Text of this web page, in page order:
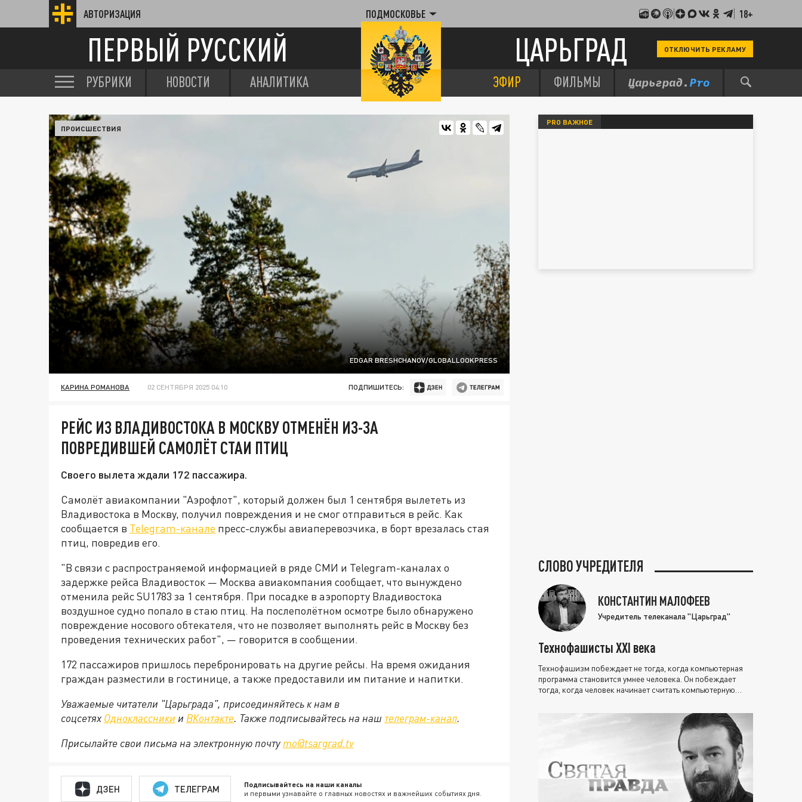
АВТОРИЗАЦИЯ ПОДМОСКОВЬЕ 18+
ПЕРВЫЙ РУССКИЙ ЦАРЬГРАД ОТКЛЮЧИТЬ РЕКЛАМУ
РУБРИКИ НОВОСТИ АНАЛИТИКА ЭФИР ФИЛЬМЫ
EDGAR BRESHCHANOV/GLOBALLOOKPRESS
ПРОИСШЕСТВИЯ
КАРИНА РОМАНОВА 02 СЕНТЯБРЯ 2025 04:10 ПОДПИШИТЕСЬ:
РЕЙС ИЗ ВЛАДИВОСТОКА В МОСКВУ ОТМЕНЁН ИЗ-ЗА
ПОВРЕДИВШЕЙ САМОЛЁТ СТАИ ПТИЦ
Своего вылета ждали 172 пассажира.
Самолёт авиакомпании "Аэрофлот", который должен был 1 сентября вылететь из
Владивостока в Москву, получил повреждения и не смог отправиться в рейс. Как
сообщается в Telegram-канале пресс-службы авиаперевозчика, в борт врезалась стая
птиц, повредив его.
"В связи с распространяемой информацией в ряде СМИ и Telegram-каналах о
задержке рейса Владивосток — Москва авиакомпания сообщает, что вынуждено
отменила рейс SU1783 за 1 сентября. При посадке в аэропорту Владивостока
воздушное судно попало в стаю птиц. На послеполётном осмотре было обнаружено
повреждение носового обтекателя, что не позволяет выполнять рейс в Москву без
проведения технических работ", — говорится в сообщении.
172 пассажиров пришлось перебронировать на другие рейсы. На время ожидания
граждан разместили в гостинице, а также предоставили им питание и напитки.
Уважаемые читатели "Царьграда", присоединяйтесь к нам в
соцсетях Одноклассники и ВКонтакте. Также подписывайтесь на наш телеграм-канал.
Присылайте свои письма на электронную почту mo@tsargrad.tv
ДЗЕН ТЕЛЕГРАМ Подписывайтесь на наши каналы
и первыми узнавайте о главных новостях и важнейших событиях дня.
PRO ВАЖНОЕ
СЛОВО УЧРЕДИТЕЛЯ
КОНСТАНТИН МАЛОФЕЕВ
Учредитель телеканала "Царьград"
Технофашисты XXI века
Технофашизм побеждает не тогда, когда компьютерная
программа становится умнее человека. Он побеждает
тогда, когда человек начинает считать компьютерную